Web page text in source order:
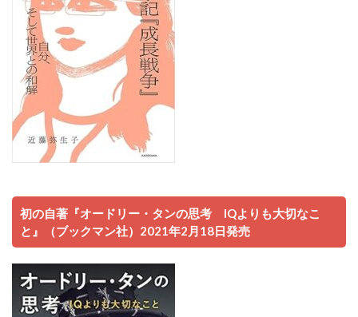
初の自著『オードリー・タンの思考 IQよりも大切なこ
と』（ブックマン社）2021年2月18日発売